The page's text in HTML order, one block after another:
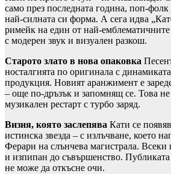
само през последната година, поп-фолк
най-силната си форма. А сега идва
римейк на един от най-
с модерен звук и визуален разкош.
Старото злато в нова опаковка
носталгията по оригинала с
продукция. Новият аранжимент е
– още по-дръзък и запомнящ се. Това
музикален рестарт с турбо заряд.
Визия, която заслепява Кати се
истинска звезда – с излъчване, което
Ферари на слънчева магистрала. Всеки
и изпипан до съвършенство. Публиката
не може да откъсне очи.